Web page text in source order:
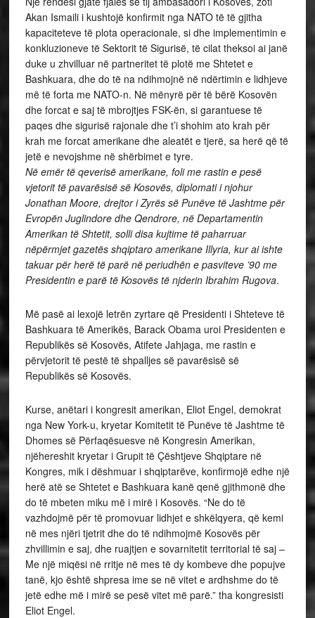
Akan Ismaili i kushtojë konfirmit nga NATO të të gjitha
kapaciteteve të plota operacionale, si dhe implementimin e
konkluzioneve të Sektorit të Sigurisë, të cilat theksoi ai janë
duke u zhvilluar në partneritet të plotë me Shtetet e
Bashkuara, dhe do të na ndihmojnë në ndërtimin e lidhjeve
më të forta me NATO-n. Në mënyrë për të bërë Kosovën
dhe forcat e saj të mbrojtjes FSK-ën, si garantuese të
paqes dhe sigurisë rajonale dhe t’i shohim ato krah për
krah me forcat amerikane dhe aleatët e tjerë, sa herë që të
jetë e nevojshme në shërbimet e tyre.
Në emër të qeverisë amerikane, foli me rastin e pesë
vjetorit të pavarësisë së Kosovës, diplomati i njohur
Jonathan Moore, drejtor i Zyrës së Punëve të Jashtme për
Evropën Juglindore dhe Qendrore, në Departamentin
Amerikan të Shtetit, solli disa kujtime të paharruar
nëpërmjet gazetës shqiptaro amerikane Illyria, kur ai ishte
takuar për herë të parë në periudhën e pasviteve ’90 me
Presidentin e parë të Kosovës të njderin Ibrahim Rugova.
Më pasë ai lexojë letrën zyrtare që Presidenti i Shteteve të
Bashkuara të Amerikës, Barack Obama uroi Presidenten e
Republikës së Kosovës, Atifete Jahjaga, me rastin e
përvjetorit të pestë të shpalljes së pavarësisë së
Republikës së Kosovës.
Kurse, anëtari i kongresit amerikan, Eliot Engel, demokrat
nga New York-u, kryetar Komitetit të Punëve të Jashtme të
Dhomes së Përfaqësuesve në Kongresin Amerikan,
njëhereshit kryetar i Grupit të Çështjeve Shqiptare në
Kongres, mik i dëshmuar i shqiptarëve, konfirmojë edhe një
herë atë se Shtetet e Bashkuara kanë qenë gjithmonë dhe
do të mbeten miku më i mirë i Kosovës. “Ne do të
vazhdojmë për të promovuar lidhjet e shkëlqyera, që kemi
në mes njëri tjetrit dhe do të ndihmojmë Kosovës për
zhvillimin e saj, dhe ruajtjen e sovarnitetit territorial të saj –
Me një miqësi në rritje në mes të dy kombeve dhe popujve
tanë, kjo është shpresa ime se në vitet e ardhshme do të
jetë edhe më i mirë se pesë vitet më parë.” tha kongresisti
Eliot Engel.